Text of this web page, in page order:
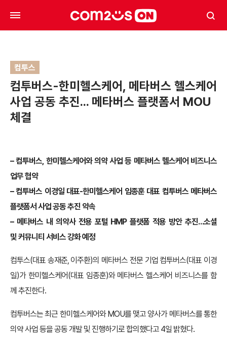
컴투스
컴투버스-한미헬스케어, 메타버스 헬스케어
사업 공동 추진… 메타버스 플랫폼서 MOU
체결
– 컴투버스, 한미헬스케어와 의약 사업 등 메타버스 헬스케어 비즈니스
업무 협약
– 컴투버스 이경일 대표-한미헬스케어 임종훈 대표 컴투버스 메타버스
플랫폼서 사업 공동 추진 약속
– 메타버스 내 의약사 전용 포털 HMP 플랫폼 적용 방안 추진…소셜
및 커뮤니티 서비스 강화 예정
컴투스(대표 송재준, 이주환)의 메타버스 전문 기업 컴투버스(대표 이경
일)가 한미헬스케어(대표 임종훈)와 메타버스 헬스케어 비즈니스를 함
께 추진한다.
컴투버스는 최근 한미헬스케어와 MOU를 맺고 양사가 메타버스를 통한
의약 사업 등을 공동 개발 및 진행하기로 합의했다고 4일 밝혔다.